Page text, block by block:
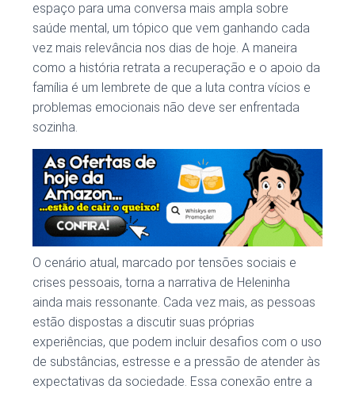
espaço para uma conversa mais ampla sobre
saúde mental, um tópico que vem ganhando cada
vez mais relevância nos dias de hoje. A maneira
como a história retrata a recuperação e o apoio da
família é um lembrete de que a luta contra vícios e
problemas emocionais não deve ser enfrentada
sozinha.
O cenário atual, marcado por tensões sociais e
crises pessoais, torna a narrativa de Heleninha
ainda mais ressonante. Cada vez mais, as pessoas
estão dispostas a discutir suas próprias
experiências, que podem incluir desafios com o uso
de substâncias, estresse e a pressão de atender às
expectativas da sociedade. Essa conexão entre a